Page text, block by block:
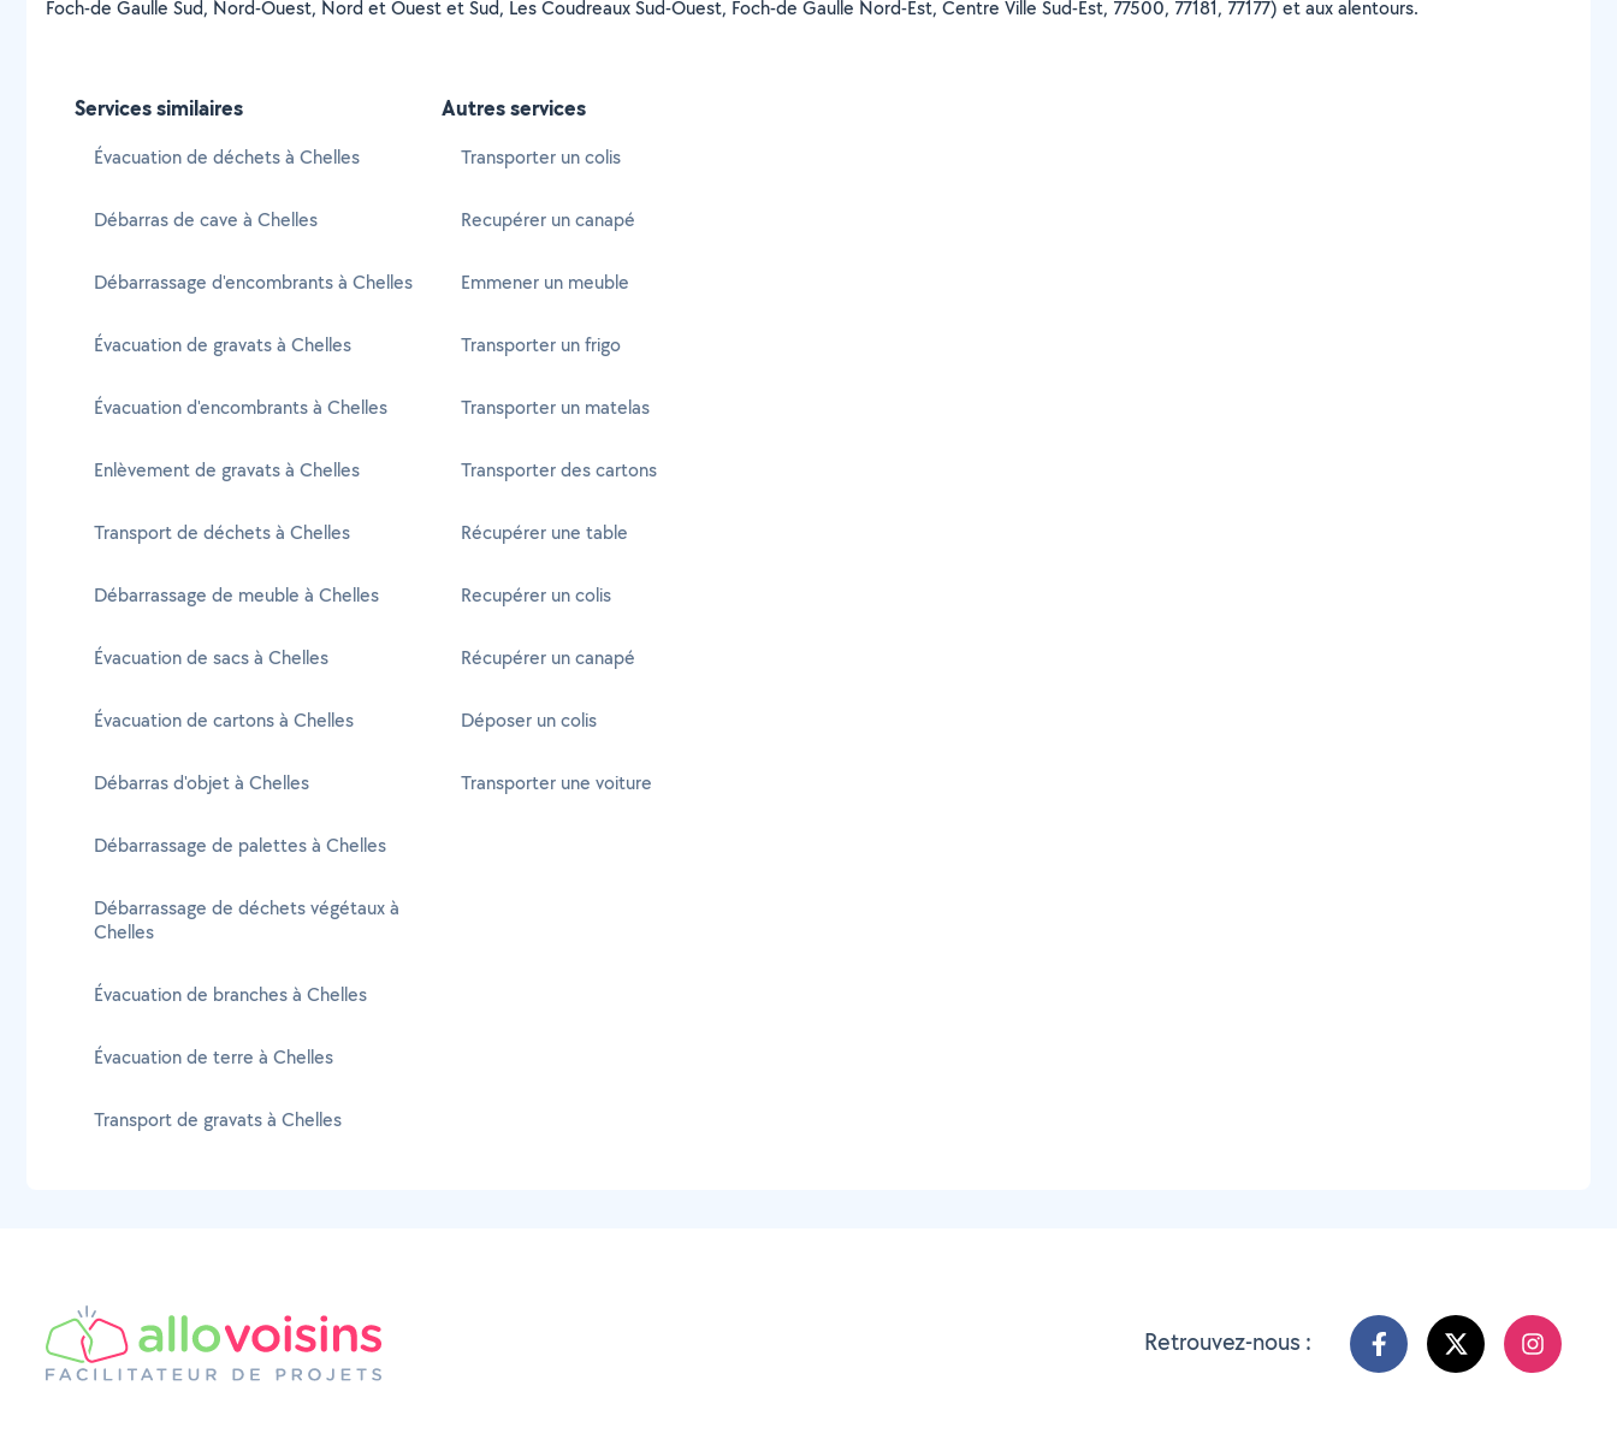
Foch-de Gaulle Sud, Nord-Ouest, Nord et Ouest et Sud, Les Coudreaux Sud-Ouest, Foch-de Gaulle Nord-Est, Centre Ville Sud-Est, 77500, 77181, 77177) et aux alentours.
Services similaires
Évacuation de déchets à Chelles
Débarras de cave à Chelles
Débarrassage d'encombrants à Chelles
Évacuation de gravats à Chelles
Évacuation d'encombrants à Chelles
Enlèvement de gravats à Chelles
Transport de déchets à Chelles
Débarrassage de meuble à Chelles
Évacuation de sacs à Chelles
Évacuation de cartons à Chelles
Débarras d'objet à Chelles
Débarrassage de palettes à Chelles
Débarrassage de déchets végétaux à
Chelles
Évacuation de branches à Chelles
Évacuation de terre à Chelles
Transport de gravats à Chelles
Autres services
Transporter un colis
Recupérer un canapé
Emmener un meuble
Transporter un frigo
Transporter un matelas
Transporter des cartons
Récupérer une table
Recupérer un colis
Récupérer un canapé
Déposer un colis
Transporter une voiture
Retrouvez-nous :